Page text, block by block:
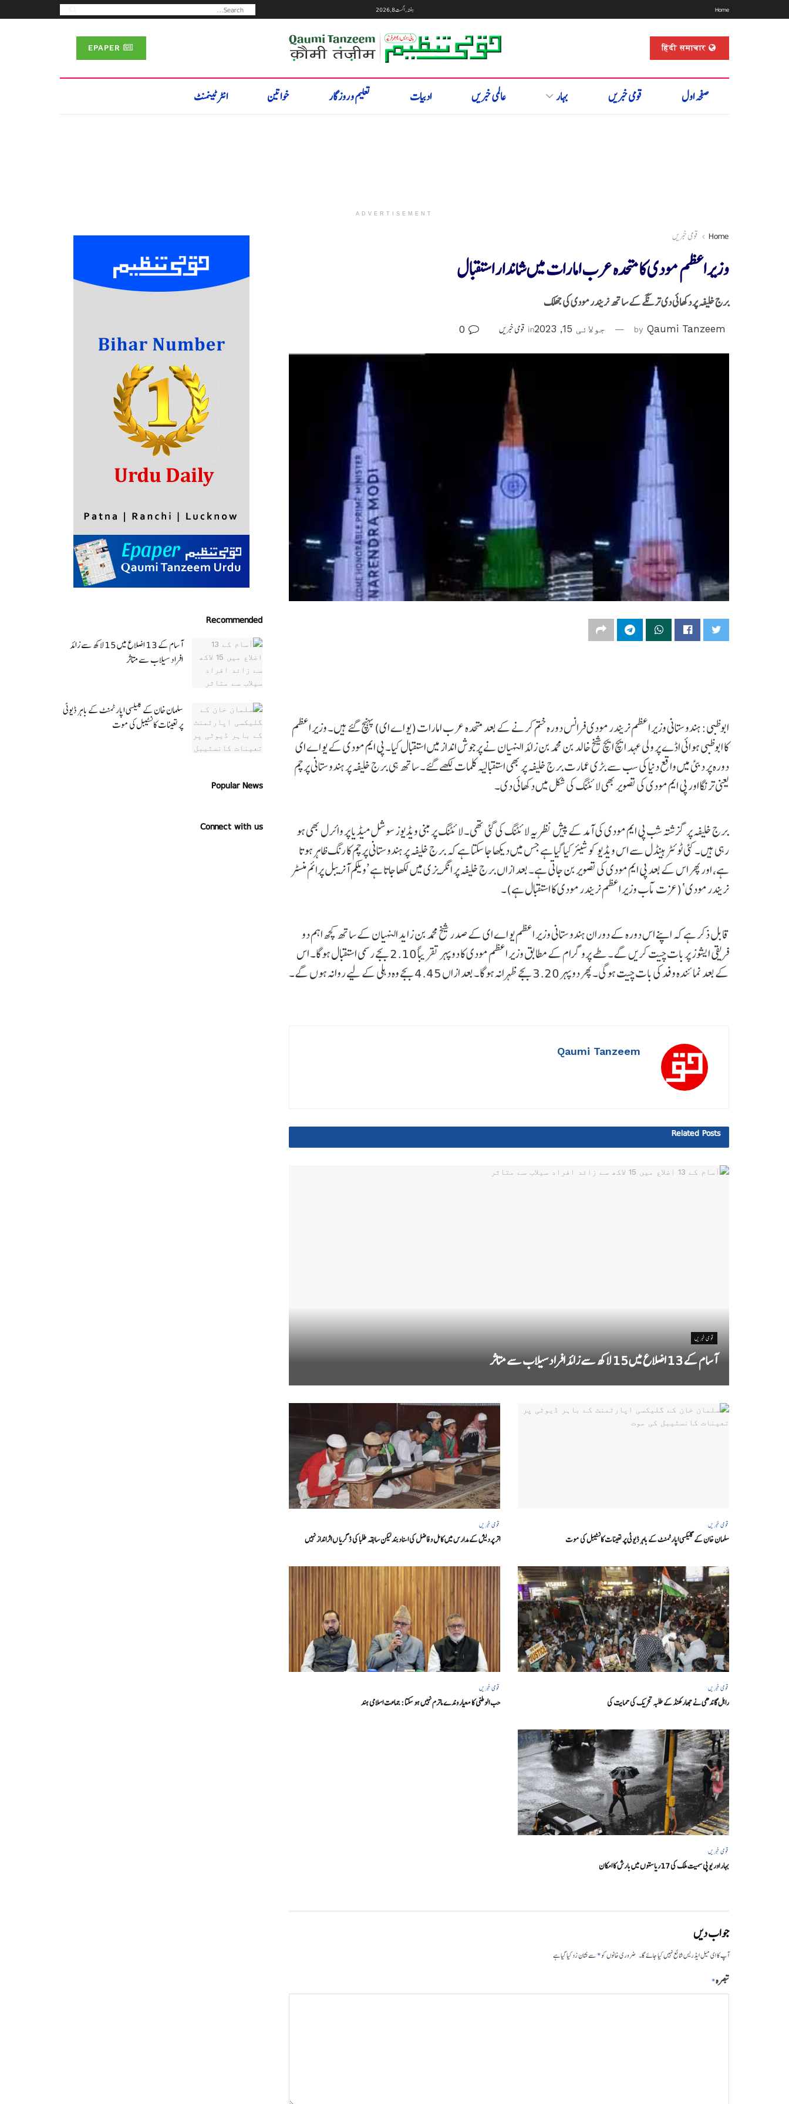
Home ہفتہ, اگست 8, 2026
हिंदी समाचार
صفحہ اول قومی خبریں بہار عالمی خبریں ادبیات تعلیم و روزگار خواتین انٹرٹینمنٹ
ADVERTISEMENT
Home قومی خبریں
وزیر اعظم مودی کا متحدہ عرب امارات میں شاندار استقبال
برج خلیفہ پر دکھائی دی ترنگے کے ساتھ نریندر مودی کی جھلک
by Qaumi Tanzeem جولائی 15, 2023 in قومی خبریں
ابوظبی: ہندوستانی وزیر اعظم نریندر مودی فرانس دورہ ختم کرنے کے بعد متحدہ عرب امارات (یو اے ای) پہنچ گئے ہیں۔ وزیر اعظم
کا ابوظبی ہوائی اڈے پر ولی عہد ایچ ایچ شیخ خالد بن محمد بن زائد النہیان نے پرجوش انداز میں استقبال کیا۔ پی ایم مودی کے یو اے ای
دورہ پر دبئی میں واقع دنیا کی سب سے بڑی عمارت برج خلیفہ پر بھی استقبالیہ کلمات لکھے گئے۔ ساتھ ہی برج خلیفہ پر ہندوستانی پرچم
یعنی ترنگا اور پی ایم مودی کی تصویر بھی لائٹنگ کی شکل میں دکھائی دی۔
برج خلیفہ پر گزشتہ شب پی ایم مودی کی آمد کے پیش نظر یہ لائٹنگ کی گئی تھی۔ لائٹنگ پر مبنی ویڈیوز سوشل میڈیا پر وائرل بھی ہو
رہی ہیں۔ کئی ٹوئٹر ہینڈل سے اس ویڈیو کو شیئر کیا گیا ہے جس میں دیکھا جا سکتا ہے کہ برج خلیفہ پر ہندوستانی پرچم کا رنگ ظاہر ہوتا
ہے، اور پھر اس کے بعد پی ایم مودی کی تصویر بن جاتی ہے۔ بعد ازاں برج خلیفہ پر انگریزی میں لکھا جاتا ہے ’ویلکم آنریبل پرائم منسٹر
نریندر مودی‘ (عزت مآب وزیر اعظم نریندر مودی کا استقبال ہے)۔
قابل ذکر ہے کہ اپنے اس دورہ کے دوران ہندوستانی وزیر اعظم یو اے ای کے صدر شیخ محمد بن زاید النہیان کے ساتھ کچھ اہم دو
فریقی ایشوز پر بات چیت کریں گے۔ طے پروگرام کے مطابق وزیر اعظم مودی کا دوپہر تقریباً 2.10 بجے رسمی استقبال ہوگا۔ اس
کے بعد نمائندہ وفد کی بات چیت ہوگی۔ پھر دوپہر 3.20 بجے ظہرانہ ہوگا۔ بعد ازاں 4.45 بجے وہ دہلی کے لیے روانہ ہوں گے۔
Qaumi Tanzeem
Related Posts
قومی خبریں
آسام کے 13 اضلاع میں 15 لاکھ سے زائد افراد سیلاب سے متاثر
قومی خبریں
سلمان خان کے گلیکسی اپارٹمنٹ کے باہر ڈیوٹی پر تعینات کانسٹیبل کی موت
قومی خبریں
اتر پردیش کےمدارس میں کامل و فاضل کی اسناد بند لیکن سابقہ طلبا کی ڈگریا ں اثرانداز نہیں
قومی خبریں
راہل گاندھی نے جھارکھنڈ کے طلبہ تحریک کی حمایت کی
قومی خبریں
حب الوطنی کا معیار وندے ماترم نہیں ہو سکتا : جماعت اسلامی ہند
قومی خبریں
بہار اور یو پی سمیت ملک کی 17ریاستوں میں بارش کا امکان
جواب دیں
آپ کا ای میل ایڈریس شائع نہیں کیا جائے گا۔ ضروری خانوں کو*سے نشان زد کیا گیا ہے
تبصرہ*
Recommended
آسام کے 13 اضلاع میں 15 لاکھ سے زائد
افراد سیلاب سے متاثر
سلمان خان کے گلیکسی اپارٹمنٹ کے باہر ڈیوٹی
پر تعینات کانسٹیبل کی موت
Popular News
Connect with us